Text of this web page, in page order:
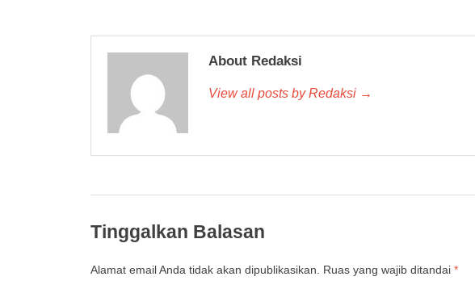
About Redaksi
View all posts by Redaksi →
Tinggalkan Balasan
Alamat email Anda tidak akan dipublikasikan. Ruas yang wajib ditandai *